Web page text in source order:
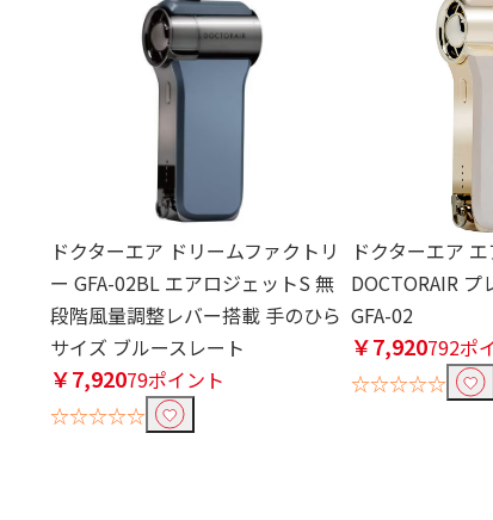
ドクターエア ドリームファクトリ
ー GFA-02BL エアロジェットS 無
段階風量調整レバー搭載 手のひら
サイズ ブルースレート
￥7,92079ポイント
☆☆☆☆☆
ドクターエア
DOCTORAIR
GFA-02
￥7,920792ポ
☆☆☆☆☆